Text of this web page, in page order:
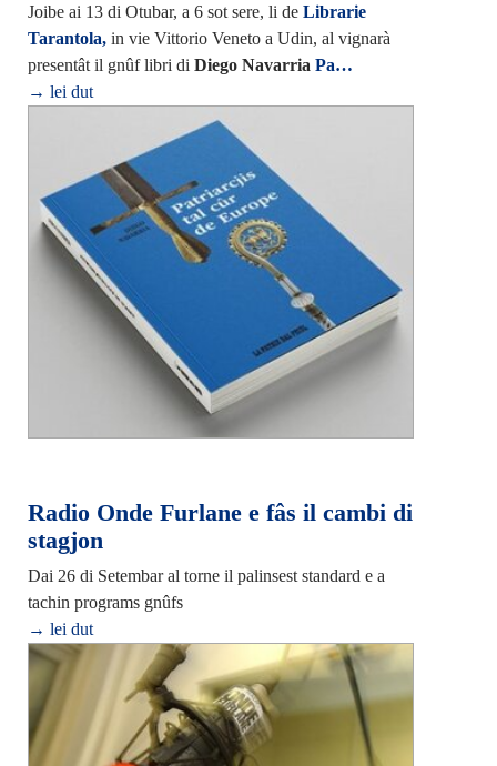
Joibe ai 13 di Otubar, a 6 sot sere, li de Librarie
Tarantola,in vie Vittorio Veneto a Udin, al vignarà
presentât il gnûf libri di Diego Navarria Pa…
→ lei dut
Radio Onde Furlane e fâs il cambi di
stagjon
Dai 26 di Setembar al torne il palinsest standard e a
tachin programs gnûfs
→ lei dut